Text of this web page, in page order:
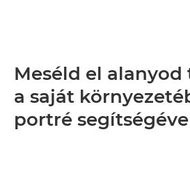
Meséld el
a saját
portré